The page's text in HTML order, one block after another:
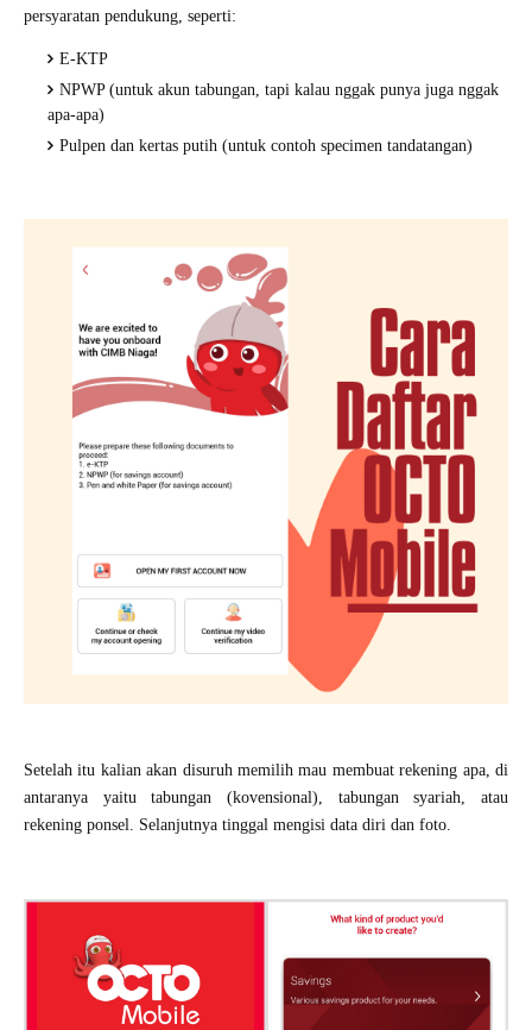
persyaratan pendukung, seperti:
E-KTP
NPWP (untuk akun tabungan, tapi kalau nggak punya juga nggak
apa-apa)
Pulpen dan kertas putih (untuk contoh specimen tandatangan)
Setelah itu kalian akan disuruh memilih mau membuat rekening apa, di
antaranya yaitu tabungan (kovensional), tabungan syariah, atau
rekening ponsel. Selanjutnya tinggal mengisi data diri dan foto.